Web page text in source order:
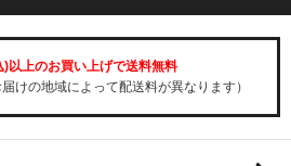
以上のお買い上げで送料無料
けの地域によって配送料が異なります）